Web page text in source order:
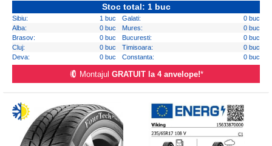
Stoc total: 1 buc
Sibiu: 1 buc Galati:
0 buc
Alba:
0 buc Mures:
0 buc
Brasov:
0 buc Bucuresti:
0 buc
Cluj:
0 buc Timisoara:
0 buc
Deva:
0 buc Constanta: 0 buc
Montajul GRATUIT la 4 anvelope!*